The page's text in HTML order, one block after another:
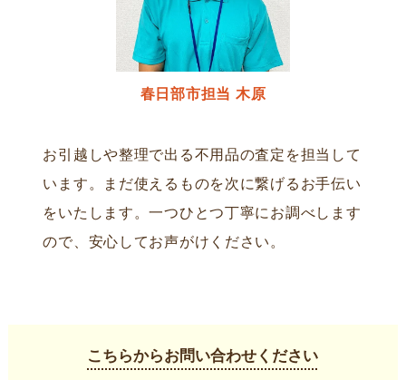
春日部市担当 木原
お引越しや整理で出る不用品の査定を担当して
います。まだ使えるものを次に繋げるお手伝い
をいたします。一つひとつ丁寧にお調べします
ので、安心してお声がけください。
こちらからお問い合わせください